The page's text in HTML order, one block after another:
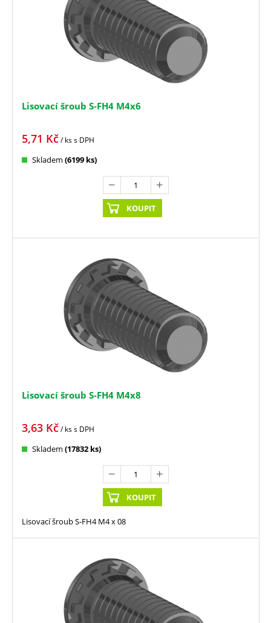
Lisovací šroub S-FH4 M4x6
5,71 Kč/ kss DPH
Skladem (6199 ks)
KOUPIT
Lisovací šroub S-FH4 M4x8
3,63 Kč/ kss DPH
Skladem (17832 ks)
KOUPIT
Lisovací šroub S-FH4 M4 x 08